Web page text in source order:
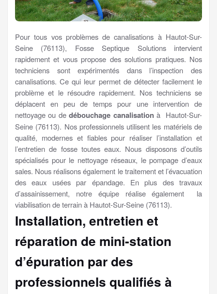
Pour tous vos problèmes de canalisations à Hautot-Sur-
Seine (76113), Fosse Septique Solutions intervient
rapidement et vous propose des solutions pratiques. Nos
techniciens sont expérimentés dans l’inspection des
canalisations. Ce qui leur permet de détecter facilement le
problème et le résoudre rapidement. Nos techniciens se
déplacent en peu de temps pour une intervention de
nettoyage ou dedébouchage canalisationà Hautot-Sur-
Seine (76113). Nos professionnels utilisent les matériels de
qualité, modernes et fiables pour réaliser l’installation et
l’entretien de fosse toutes eaux. Nous disposons d’outils
spécialisés pour le nettoyage réseaux, le pompage d’eaux
sales. Nous réalisons également le traitement et l’évacuation
des eaux usées par épandage. En plus des travaux
d’assainissement, notre équipe réalise également la
viabilisation de terrain à Hautot-Sur-Seine (76113).
Installation, entretien et
réparation de mini-station
d’épuration par des
professionnels qualifiés à